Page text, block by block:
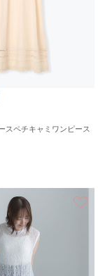
スペチキャミワンピース